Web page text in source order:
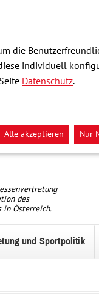
die
individuell
Datenschutz.
Alle akzeptieren Nur
des
in Österreich.
und Sportpolitik